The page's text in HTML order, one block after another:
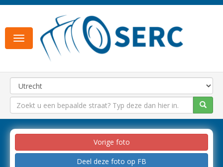
Toggle
navigation
Vorige foto
Deel deze foto op FB